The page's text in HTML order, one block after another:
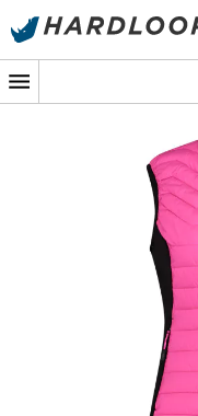
Promos d'été 🔥 -5 %